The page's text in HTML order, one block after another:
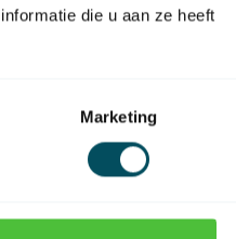
die u aan ze heeft
Marketing